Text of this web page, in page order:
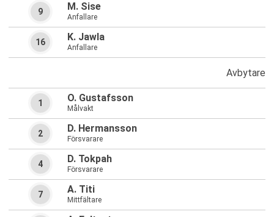
M. Sise
Anfallare
9
K. Jawla
Anfallare
16
Avbytare
O. Gustafsson
Målvakt
1
D. Hermansson
Försvarare
2
D. Tokpah
Försvarare
4
A. Titi
Mittfältare
7